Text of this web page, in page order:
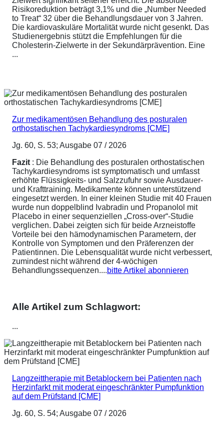
Risikoreduktion beträgt 3,1% und die „Number Needed
to Treat“ 32 über die Behandlungsdauer von 3 Jahren.
Die kardiovaskuläre Mortalität wurde nicht gesenkt. Das
Studienergebnis stützt die Empfehlungen für die
Cholesterin-Zielwerte in der Sekundärprävention. Eine
...
Zur medikamentösen Behandlung des posturalen
orthostatischen Tachykardiesyndroms [CME]
Jg. 60, S. 53; Ausgabe 07 / 2026
Fazit : Die Behandlung des posturalen orthostatischen
Tachykardiesyndroms ist symptomatisch und umfasst
erhöhte Flüssigkeits- und Salzzufuhr sowie Ausdauer-
und Krafttraining. Medikamente können unterstützend
eingesetzt werden. In einer kleinen Studie mit 40 Frauen
wurde nun doppelblind Ivabradin und Propanolol mit
Placebo in einer sequenziellen „Cross-over“-Studie
verglichen. Dabei zeigten sich für beide Arzneistoffe
Vorteile bei den hämodynamischen Parametern, der
Kontrolle von Symptomen und den Präferenzen der
Patientinnen. Die Lebensqualität wurde nicht verbessert,
zumindest nicht während der 4-wöchigen
Behandlungssequenzen....bitte Artikel abonnieren
Alle Artikel zum Schlagwort:
...
Langzeittherapie mit Betablockern bei Patienten nach
Herzinfarkt mit moderat eingeschränkter Pumpfunktion
auf dem Prüfstand [CME]
Jg. 60, S. 54; Ausgabe 07 / 2026